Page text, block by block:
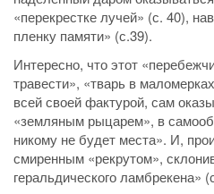
«перекрестке лучей» (с. 40),
пленку памяти» (с.39).
Интересно, что этот
травести», «тварь в
всей своей фактурой, сам
«земляным рыцарем», в
никому не будет места». И,
смиренным «рекрутом»,
геральдического ламбрекена»